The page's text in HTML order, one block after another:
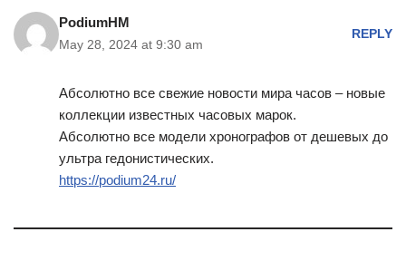
PodiumHM
May 28, 2024 at 9:30 am
REPLY
Абсолютно все свежие новости мира часов – новые
коллекции известных часовых марок.
Абсолютно все модели хронографов от дешевых до
ультра гедонистических.
https://podium24.ru/